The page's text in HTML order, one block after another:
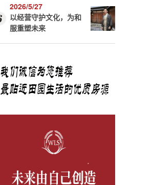
2026/5/27
以经营守护文化，为和
服重塑未来